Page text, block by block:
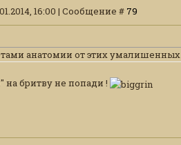
16:00 | Сообщение # 79
анатомии от этих умалишенных
бритву не попади !